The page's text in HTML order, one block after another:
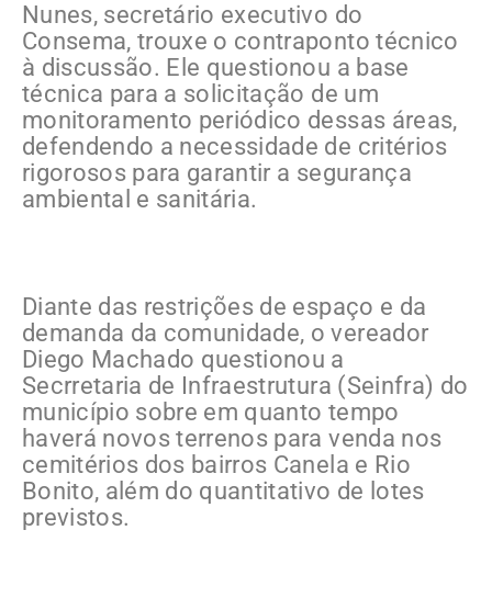
Nunes, secretário executivo do
Consema, trouxe o contraponto técnico
à discussão. Ele questionou a base
técnica para a solicitação de um
monitoramento periódico dessas áreas,
defendendo a necessidade de critérios
rigorosos para garantir a segurança
ambiental e sanitária.
Diante das restrições de espaço e da
demanda da comunidade, o vereador
Diego Machado questionou a
Secrretaria de Infraestrutura (Seinfra) do
município sobre em quanto tempo
haverá novos terrenos para venda nos
cemitérios dos bairros Canela e Rio
Bonito, além do quantitativo de lotes
previstos.